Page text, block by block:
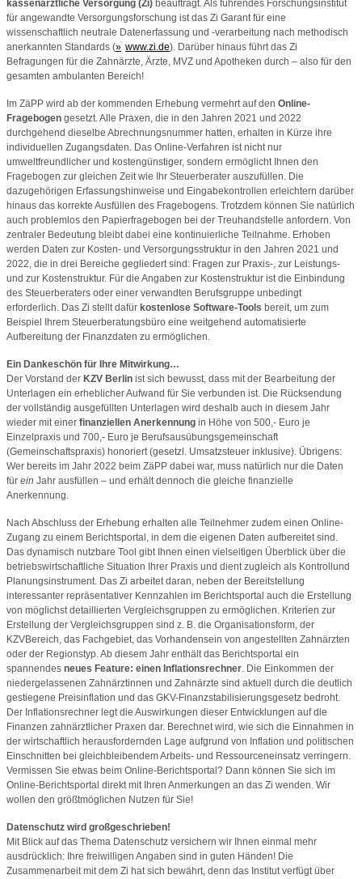
kassenärztliche Versorgung (Zi) beauftragt. Als führendes Forschungsinstitut
für angewandte Versorgungsforschung ist das Zi Garant für eine
wissenschaftlich neutrale Datenerfassung und -verarbeitung nach methodisch
anerkannten Standards (
www.zi.de). Darüber hinaus führt das Zi
Befragungen für die Zahnärzte, Ärzte, MVZ und Apotheken durch – also für den
gesamten ambulanten Bereich!
Im ZäPP wird ab der kommenden Erhebung vermehrt auf den Online-
Fragebogen gesetzt. Alle Praxen, die in den Jahren 2021 und 2022
durchgehend dieselbe Abrechnungsnummer hatten, erhalten in Kürze ihre
individuellen Zugangsdaten. Das Online-Verfahren ist nicht nur
umweltfreundlicher und kostengünstiger, sondern ermöglicht Ihnen den
Fragebogen zur gleichen Zeit wie Ihr Steuerberater auszufüllen. Die
dazugehörigen Erfassungshinweise und Eingabekontrollen erleichtern darüber
hinaus das korrekte Ausfüllen des Fragebogens. Trotzdem können Sie natürlich
auch problemlos den Papierfragebogen bei der Treuhandstelle anfordern. Von
zentraler Bedeutung bleibt dabei eine kontinuierliche Teilnahme. Erhoben
werden Daten zur Kosten- und Versorgungsstruktur in den Jahren 2021 und
2022, die in drei Bereiche gegliedert sind: Fragen zur Praxis-, zur Leistungs-
und zur Kostenstruktur. Für die Angaben zur Kostenstruktur ist die Einbindung
des Steuerberaters oder einer verwandten Berufsgruppe unbedingt
erforderlich. Das Zi stellt dafür kostenlose Software-Tools bereit, um zum
Beispiel Ihrem Steuerberatungsbüro eine weitgehend automatisierte
Aufbereitung der Finanzdaten zu ermöglichen.
Ein Dankeschön für Ihre Mitwirkung…
Der Vorstand der KZV Berlin ist sich bewusst, dass mit der Bearbeitung der
Unterlagen ein erheblicher Aufwand für Sie verbunden ist. Die Rücksendung
der vollständig ausgefüllten Unterlagen wird deshalb auch in diesem Jahr
wieder mit einer finanziellen Anerkennung in Höhe von 500,- Euro je
Einzelpraxis und 700,- Euro je Berufsausübungsgemeinschaft
(Gemeinschaftspraxis) honoriert (gesetzl. Umsatzsteuer inklusive). Übrigens:
Wer bereits im Jahr 2022 beim ZäPP dabei war, muss natürlich nur die Daten
für ein Jahr ausfüllen – und erhält dennoch die gleiche finanzielle
Anerkennung.
Nach Abschluss der Erhebung erhalten alle Teilnehmer zudem einen Online-
Zugang zu einem Berichtsportal, in dem die eigenen Daten aufbereitet sind.
Das dynamisch nutzbare Tool gibt Ihnen einen vielseitigen Überblick über die
betriebswirtschaftliche Situation Ihrer Praxis und dient zugleich als Kontrollund
Planungsinstrument. Das Zi arbeitet daran, neben der Bereitstellung
interessanter repräsentativer Kennzahlen im Berichtsportal auch die Erstellung
von möglichst detaillierten Vergleichsgruppen zu ermöglichen. Kriterien zur
Erstellung der Vergleichsgruppen sind z. B. die Organisationsform, der
KZVBereich, das Fachgebiet, das Vorhandensein von angestellten Zahnärzten
oder der Regionstyp. Ab diesem Jahr enthält das Berichtsportal ein
spannendes neues Feature: einen Inflationsrechner. Die Einkommen der
niedergelassenen Zahnärztinnen und Zahnärzte sind aktuell durch die deutlich
gestiegene Preisinflation und das GKV-Finanzstabilisierungsgesetz bedroht.
Der Inflationsrechner legt die Auswirkungen dieser Entwicklungen auf die
Finanzen zahnärztlicher Praxen dar. Berechnet wird, wie sich die Einnahmen in
der wirtschaftlich herausfordernden Lage aufgrund von Inflation und politischen
Einschnitten bei gleichbleibendem Arbeits- und Ressourceneinsatz verringern.
Vermissen Sie etwas beim Online-Berichtsportal? Dann können Sie sich im
Online-Berichtsportal direkt mit Ihren Anmerkungen an das Zi wenden. Wir
wollen den größtmöglichen Nutzen für Sie!
Datenschutz wird großgeschrieben!
Mit Blick auf das Thema Datenschutz versichern wir Ihnen einmal mehr
ausdrücklich: Ihre freiwilligen Angaben sind in guten Händen! Die
Zusammenarbeit mit dem Zi hat sich bewährt, denn das Institut verfügt über